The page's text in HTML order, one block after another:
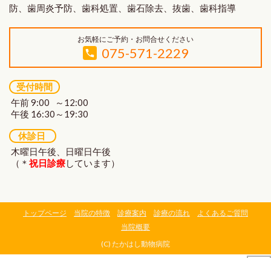
防、歯周炎予防、歯科処置、歯石除去、抜歯、歯科指導
お気軽にご予約・お問合せください
075-571-2229
受付時間
午前 9:00 ～12:00
午後 16:30～19:30
休診日
木曜日午後、日曜日午後
（＊ 祝日診療しています）
(C) たかはし動物病院
トップページ 当院の特徴 診療案内 診療の流れ
よくあるご質問
当院概要